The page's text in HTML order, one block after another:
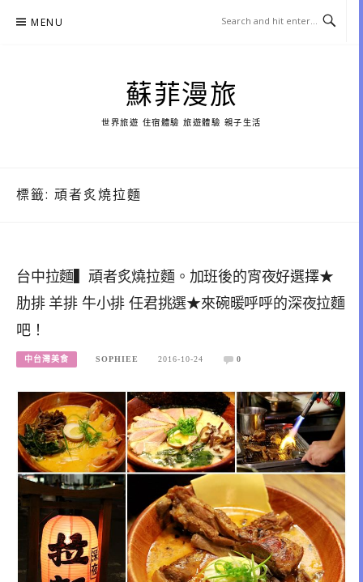
MENU
蘇菲漫旅
世界旅遊 住宿體驗 旅遊體驗 親子生活
標籤: 頑者炙燒拉麵
台中拉麵▍頑者炙燒拉麵。加班後的宵夜好選擇★
肋排 羊排 牛小排 任君挑選★來碗暖呼呼的深夜拉麵
吧！
中台灣美食 SOPHIEE 2016-10-24 0